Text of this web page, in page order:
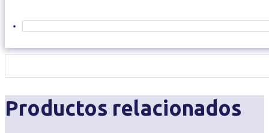
Productos relacionados